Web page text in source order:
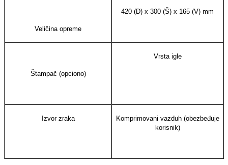
Veličina opreme
420 (D) x 300 (Š) x 165 (V) mm
Štampač (opciono)
Vrsta igle
Izvor zraka
Komprimovani vazduh (obezbeđuje
korisnik)